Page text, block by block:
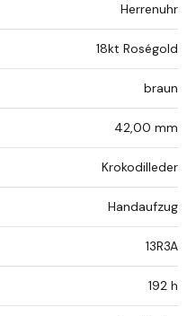
Herrenuhr
18kt Roségold
braun
42,00 mm
Krokodilleder
Handaufzug
13R3A
192 h